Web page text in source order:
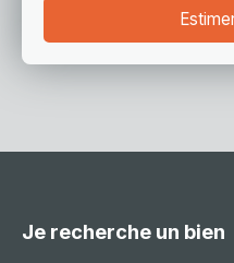
Je recherche un bien